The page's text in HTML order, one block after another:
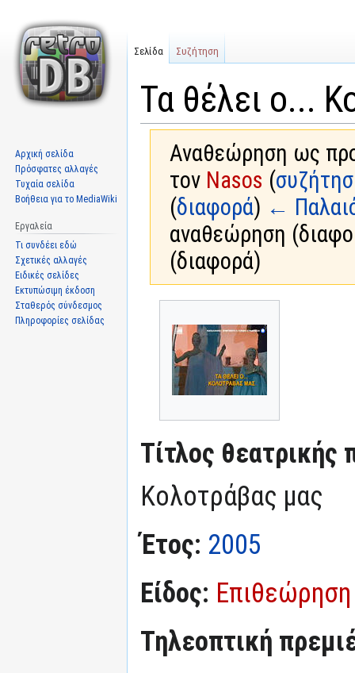
Τα θέλει ο...
Αναθεώρηση ως
τον Nasos (
(διαφορά) ←
αναθεώρηση
(διαφορά)
πλοήγηση
αναζήτηση
Τίτλος θεατρικής
Κολοτράβας μας
Έτος: 2005
Είδος: Επιθεώρηση
Τηλεοπτική
Σελίδα Συζήτηση
Αρχική σελίδα
Πρόσφατες αλλαγές
Τυχαία σελίδα
Βοήθεια για το MediaWiki
Εργαλεία
Τι συνδέει εδώ
Σχετικές αλλαγές
Ειδικές σελίδες
Εκτυπώσιμη έκδοση
Σταθερός σύνδεσμος
Πληροφορίες σελίδας